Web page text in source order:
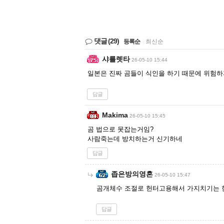
댓글(29) 등록순 최신순
샤를렛타 26-05-10 15:44
일본은 진짜 곰들이 식인을 하기 때문에 위험하
답글
Makima 26-05-10 15:45
곰 법으로 못잡는거임?
사람죽는데 방치하는거 신기하네
답글
좁은방의영혼 26-05-10 15:47
곰개체수 조절로 헌터고용해서 가지치기는
답글